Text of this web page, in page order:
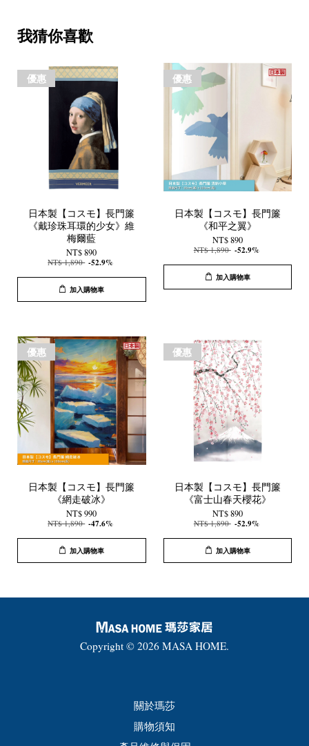
我猜你喜歡
優惠
日本製【コスモ】長門簾
《戴珍珠耳環的少女》維
梅爾藍
NT$ 890
NT$ 1,890 -52.9%
加入購物車
優惠
日本製【コスモ】長門簾
《和平之翼》
NT$ 890
NT$ 1,890 -52.9%
加入購物車
優惠
日本製【コスモ】長門簾
《網走破冰》
NT$ 990
NT$ 1,890 -47.6%
加入購物車
優惠
日本製【コスモ】長門簾
《富士山春天櫻花》
NT$ 890
NT$ 1,890 -52.9%
加入購物車
Copyright © 2026 MASA HOME.
關於瑪莎
購物須知